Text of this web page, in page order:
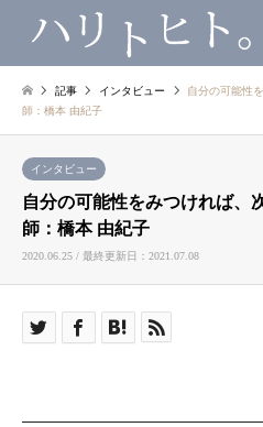
記事 インタビュー
自分の可能性
師：橋本 由紀子
インタビュー
自分の可能性をみつければ、
師：橋本 由紀子
2020.06.25 / 最終更新日：2021.07.08